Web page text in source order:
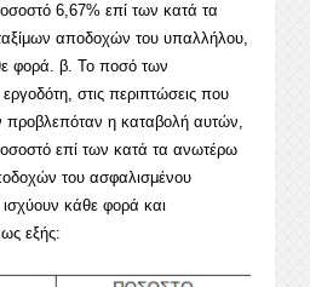
6,67% επί των κατά τα
αποδοχών του υπαλλήλου,
φορά. β. Το ποσό των
στις περιπτώσεις που
προβλεπόταν η καταβολή αυτών,
επί των κατά τα ανωτέρω
του ασφαλισμένου
κάθε φορά και
εξής: